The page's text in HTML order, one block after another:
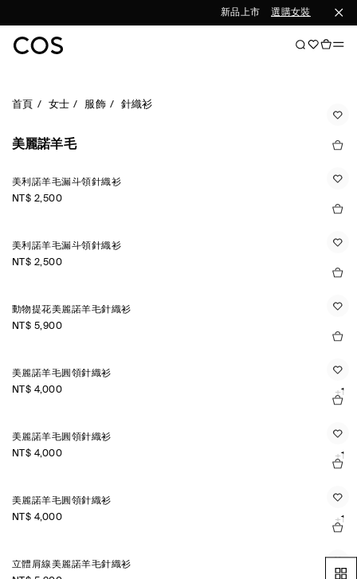
新品上市 選購女裝 選購男裝
首頁 女士 服飾 針織衫
美麗諾羊毛
美利諾羊毛漏斗領針織衫
NT$ 2,500
美利諾羊毛漏斗領針織衫
NT$ 2,500
動物提花美麗諾羊毛針織衫
NT$ 5,900
美麗諾羊毛圓領針織衫
NT$ 4,000
+1
美麗諾羊毛圓領針織衫
NT$ 4,000
+1
美麗諾羊毛圓領針織衫
NT$ 4,000
+1
立體肩線美麗諾羊毛針織衫